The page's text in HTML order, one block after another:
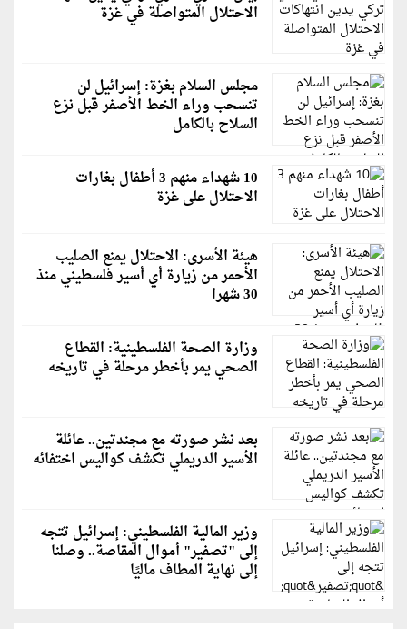
الاحتلال المتواصلة في غزة
مجلس السلام بغزة: إسرائيل لن
تنسحب وراء الخط الأصفر قبل نزع
السلاح بالكامل
10 شهداء منهم 3 أطفال بغارات
الاحتلال على غزة
هيئة الأسرى: الاحتلال يمنع الصليب
الأحمر من زيارة أي أسير فلسطيني منذ
30 شهرا
وزارة الصحة الفلسطينية: القطاع
الصحي يمر بأخطر مرحلة في تاريخه
بعد نشر صورته مع مجندتين.. عائلة
الأسير الدريملي تكشف كواليس اختفائه
وزير المالية الفلسطيني: إسرائيل تتجه
إلى "تصفير" أموال المقاصة.. وصلنا
إلى نهاية المطاف ماليًا